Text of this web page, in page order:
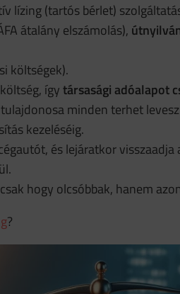
lízing (tartós bérlet)
átalány elszámolás),
költségek).
ígytársasági adóalapot
minden terhet
kezeléséig.
és lejáratkor
hogy olcsóbbak, hanem
?